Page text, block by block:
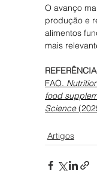
O avanço
produção e
alimentos
mais
FAO.
food
Science
Artigos